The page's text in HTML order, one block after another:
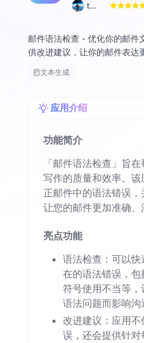
tof
邮件语法检查 - 优化你的邮件
供改进建议，让你的邮件表达
文本生成
应用介绍
功能简介
「邮件语法检查」旨
写作的质量和效率。
正邮件中的语法错误，
让您的邮件更加准确、
亮点功能
语法检查：可以
在的语法错误，
符号使用不当等
语法问题而影响沟
改进建议：应用
误，还会提供针